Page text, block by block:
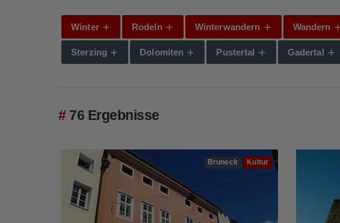
Winter Rodeln Winterwandern Wandern
Sterzing Dolomiten Pustertal Gadertal
76 Ergebnisse
Bruneck Kultur